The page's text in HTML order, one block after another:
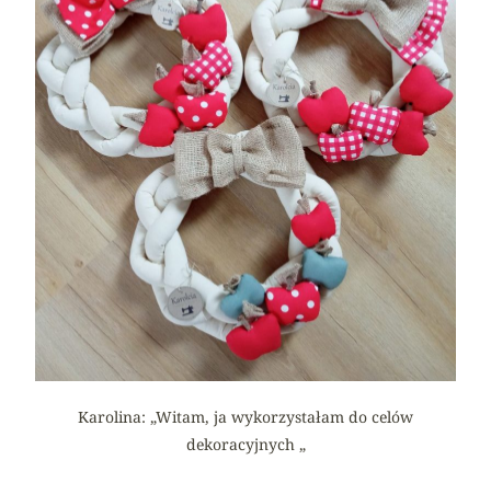
Karolina: „Witam, ja wykorzystałam do celów
dekoracyjnych „